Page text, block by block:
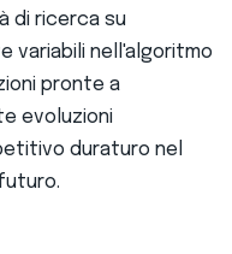
di ricerca su
variabili nell'algoritmo
pronte a
evoluzioni
duraturo nel